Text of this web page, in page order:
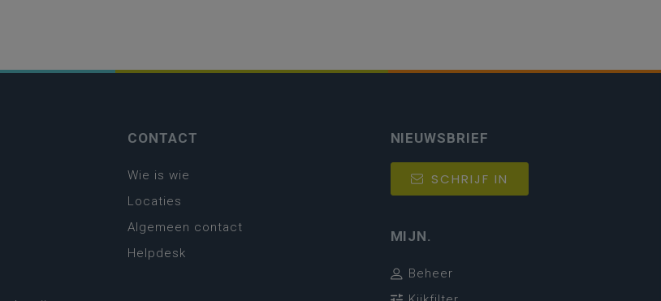
CONTACT
Wie is wie
Locaties
Algemeen contact
Helpdesk
NIEUWSBRIEF
SCHRIJF IN
MIJN.
Beheer